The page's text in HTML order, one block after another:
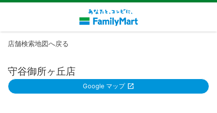
店舗検索地図へ戻る
守谷御所ヶ丘店
Google マップ